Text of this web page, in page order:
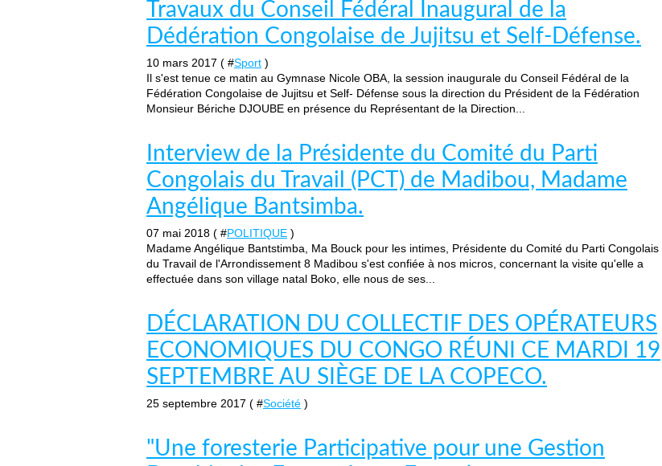
Travaux du Conseil Fédéral Inaugural de la
Dédération Congolaise de Jujitsu et Self-Défense.
10 mars 2017 ( #Sport )
Il s'est tenue ce matin au Gymnase Nicole OBA, la session inaugurale du Conseil Fédéral de la
Fédération Congolaise de Jujitsu et Self- Défense sous la direction du Président de la Fédération
Monsieur Bériche DJOUBE en présence du Représentant de la Direction...
Interview de la Présidente du Comité du Parti
Congolais du Travail (PCT) de Madibou, Madame
Angélique Bantsimba.
07 mai 2018 ( #POLITIQUE )
Madame Angélique Bantstimba, Ma Bouck pour les intimes, Présidente du Comité du Parti Congolais
du Travail de l'Arrondissement 8 Madibou s'est confiée à nos micros, concernant la visite qu'elle a
effectuée dans son village natal Boko, elle nous de ses...
DÉCLARATION DU COLLECTIF DES OPÉRATEURS
ECONOMIQUES DU CONGO RÉUNI CE MARDI 19
SEPTEMBRE AU SIÈGE DE LA COPECO.
25 septembre 2017 ( #Société )
"Une foresterie Participative pour une Gestion